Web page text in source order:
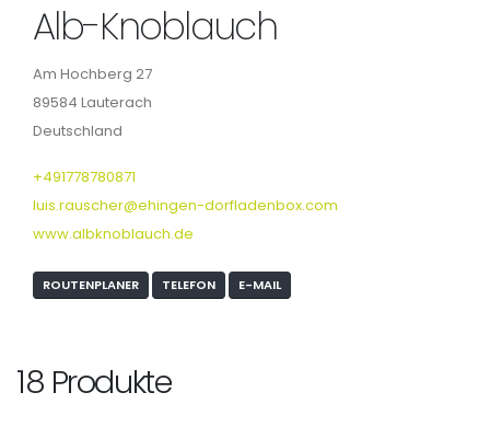
Alb-Knoblauch
Am Hochberg 27
89584 Lauterach
Deutschland
+491778780871
luis.rauscher@ehingen-dorfladenbox.com
www.albknoblauch.de
ROUTENPLANER TELEFON E-MAIL
18 Produkte